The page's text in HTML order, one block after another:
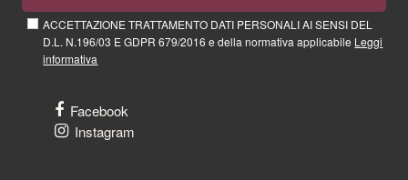
ACCETTAZIONE TRATTAMENTO DATI PERSONALI AI SENSI DEL
D.L. N.196/03 E GDPR 679/2016 e della normativa applicabile Leggi
informativa
Facebook
Instagram